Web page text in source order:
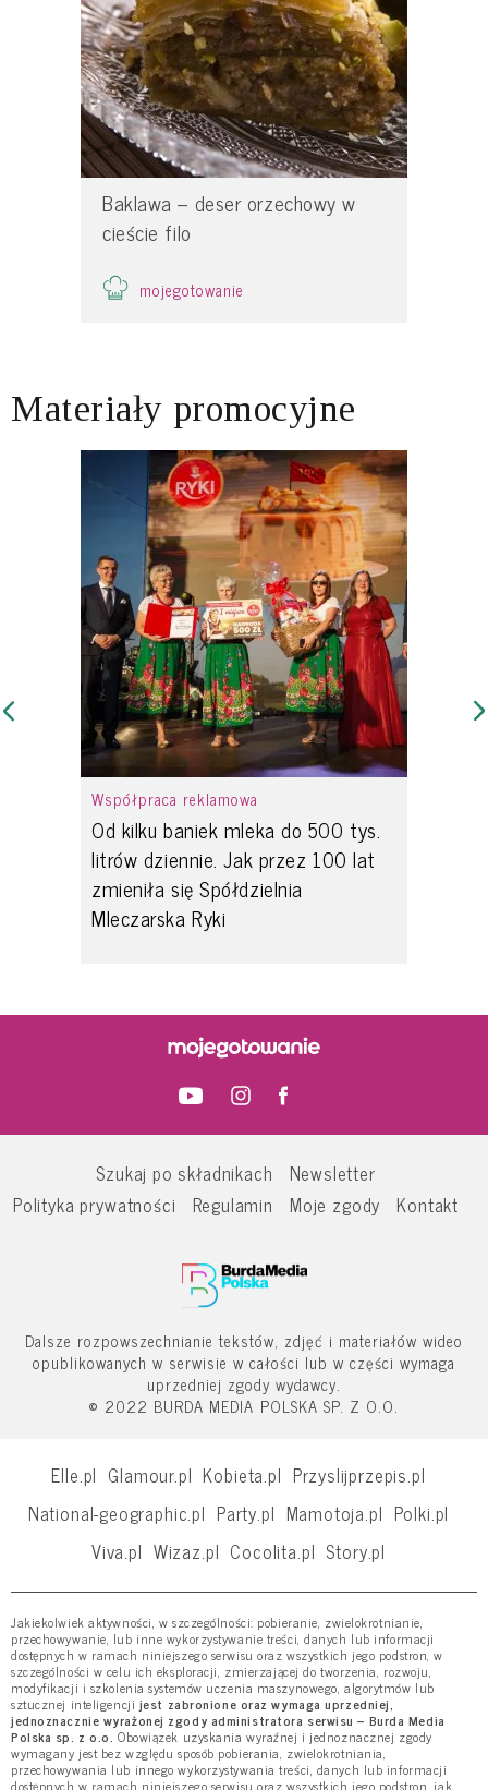
Baklawa – deser orzechowy w
cieście filo
mojegotowanie
Materiały promocyjne
Współpraca reklamowa
Od kilku baniek mleka do 500 tys.
litrów dziennie. Jak przez 100 lat
zmieniła się Spółdzielnia
Mleczarska Ryki
Szukaj po składnikach
Newsletter
Polityka prywatności
Regulamin Moje zgody Kontakt
Dalsze rozpowszechnianie tekstów, zdjęć i materiałów wideo
opublikowanych w serwisie w całości lub w części wymaga
uprzedniej zgody wydawcy.
© 2022 BURDA MEDIA POLSKA SP. Z O.O.
Elle.pl Glamour.pl Kobieta.pl Przyslijprzepis.pl
National-geographic.pl Party.pl Mamotoja.pl Polki.pl
Viva.pl Wizaz.pl Cocolita.pl Story.pl
Jakiekolwiek aktywności, w szczególności: pobieranie, zwielokrotnianie,
przechowywanie, lub inne wykorzystywanie treści, danych lub informacji
dostępnych w ramach niniejszego serwisu oraz wszystkich jego podstron, w
szczególności w celu ich eksploracji, zmierzającej do tworzenia, rozwoju,
modyfikacji i szkolenia systemów uczenia maszynowego, algorytmów lub
sztucznej inteligencji jest zabronione oraz wymaga uprzedniej,
jednoznacznie wyrażonej zgody administratora serwisu – Burda Media
Polska sp. z o.o. Obowiązek uzyskania wyraźnej i jednoznacznej zgody
wymagany jest bez względu sposób pobierania, zwielokrotniania,
przechowywania lub innego wykorzystywania treści, danych lub informacji